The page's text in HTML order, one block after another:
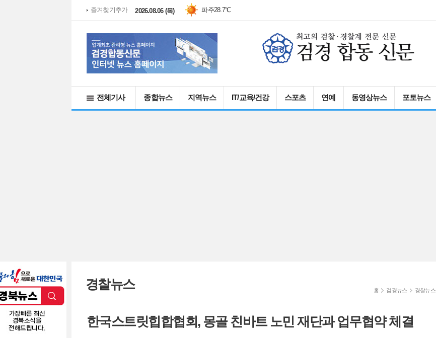
즐겨찾기추가 2026.08.06 (목) 대관령23.0℃
전체기사 종합뉴스 지역뉴스 IT/교육/건강 스포츠 연예 동영상뉴스 포토뉴스
경찰뉴스 홈 검경뉴스 경찰뉴스
한국스트릿힙합협회, 몽골 친바트 노민 재단과 업무협약 체결